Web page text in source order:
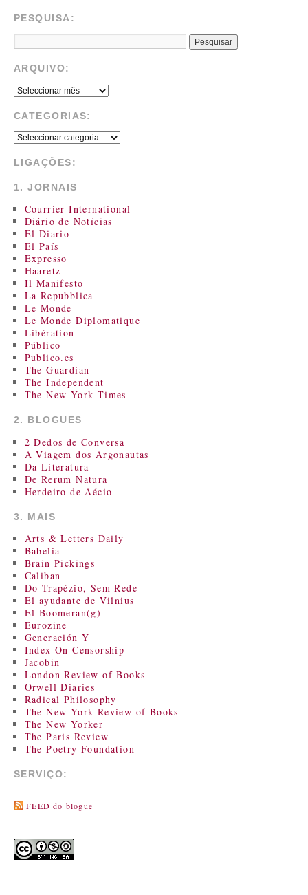
PESQUISA:
ARQUIVO:
CATEGORIAS:
LIGAÇÕES:
1. JORNAIS
Courrier International
Diário de Notícias
El Diario
El País
Expresso
Haaretz
Il Manifesto
La Repubblica
Le Monde
Le Monde Diplomatique
Libération
Público
Publico.es
The Guardian
The Independent
The New York Times
2. BLOGUES
2 Dedos de Conversa
A Viagem dos Argonautas
Da Literatura
De Rerum Natura
Herdeiro de Aécio
3. MAIS
Arts & Letters Daily
Babelia
Brain Pickings
Caliban
Do Trapézio, Sem Rede
El ayudante de Vilnius
El Boomeran(g)
Eurozine
Generación Y
Index On Censorship
Jacobin
London Review of Books
Orwell Diaries
Radical Philosophy
The New York Review of Books
The New Yorker
The Paris Review
The Poetry Foundation
SERVIÇO:
FEED do blogue